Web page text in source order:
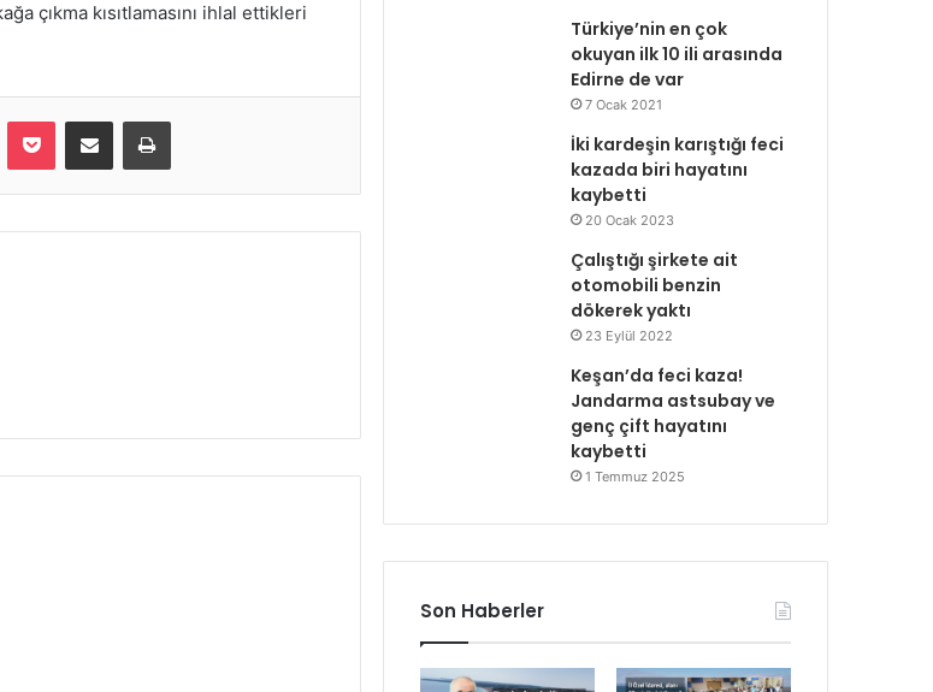
çıkma kısıtlamasını ihlal ettikleri
Pocket E-Posta ile paylaş Yazdır
Türkiye’nin en çok
okuyan ilk 10 ili arasında
Edirne de var
7 Ocak 2021
İki kardeşin karıştığı feci
kazada biri hayatını
kaybetti
20 Ocak 2023
Çalıştığı şirkete ait
otomobili benzin
dökerek yaktı
23 Eylül 2022
Keşan’da feci kaza!
Jandarma astsubay ve
genç çift hayatını
kaybetti
1 Temmuz 2025
Son Haberler